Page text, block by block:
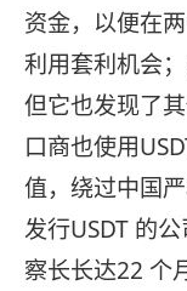
资金，以便在
利用套利机会
但它也发现了
口商也使用
值，绕过中国
发行USDT 的
察长长达22 个